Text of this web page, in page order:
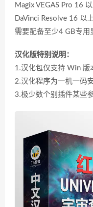
Magix VEGAS Pro 16
DaVinci Resolve 16 以
需要配备至少4 GB专用
汉化版特别说明：
1.汉化包仅支持 Win 版
2.汉化程序为一机一码安
3.极少数个别插件某些